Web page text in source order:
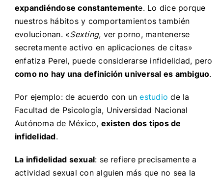
expandiéndose constantemente. Lo dice porque
nuestros hábitos y comportamientos también
evolucionan. «Sexting, ver porno, mantenerse
secretamente activo en aplicaciones de citas»
enfatiza Perel, puede considerarse infidelidad, pero
como no hay una definición universal es ambiguo.
Por ejemplo: de acuerdo con un estudio de la
Facultad de Psicología, Universidad Nacional
Autónoma de México, existen dos tipos de
infidelidad.
La infidelidad sexual: se refiere precisamente a
actividad sexual con alguien más que no sea la